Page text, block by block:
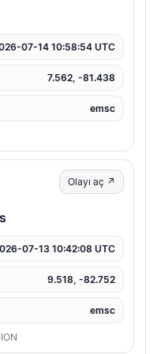
07-14 10:58:54 UTC
7.562, -81.438
emsc
Olayı aç ↗
07-13 10:42:08 UTC
9.518, -82.752
emsc